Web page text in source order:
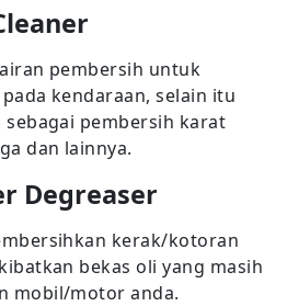
pembersih untuk
kendaraan, selain itu
pembersih karat
dan lainnya.
Degreaser
kerak/kotoran
bekas oli yang masih
mobil/motor anda.